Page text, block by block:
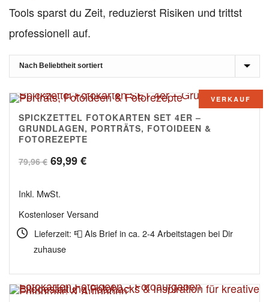
Tools sparst du Zeit, reduzierst Risiken und trittst
professionell auf.
VERKAUF
4.98
SPICKZETTEL FOTOKARTEN SET 4ER –
GRUNDLAGEN, PORTRÄTS, FOTOIDEEN &
FOTOREZEPTE
79,96€ Ursprünglicher
war:
79,96 €
69,99€Aktueller
69,99 €.
Inkl. MwSt.
Kostenloser Versand
Lieferzeit: 📮 Als Brief in ca. 2-4 Arbeitstagen bei Dir
zuhause